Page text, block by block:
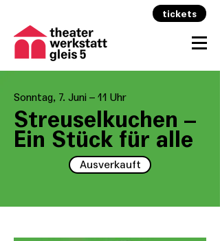
tickets
Sonntag, 7. Juni – 11 Uhr
Streuselkuchen –
Ein Stück für alle
Ausverkauft